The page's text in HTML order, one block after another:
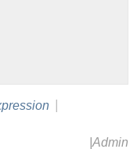
|Admin